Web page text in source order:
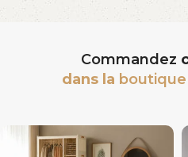
Commandez
dans la